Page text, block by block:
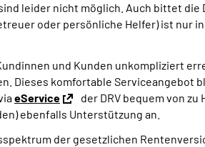
leider nicht möglich. Auch bittet die
oder persönliche Helfer) ist nur
und Kunden unkompliziert
Dieses komfortable Serviceangebot
eService
der DRV bequem von zu
ebenfalls Unterstützung an.
der gesetzlichen